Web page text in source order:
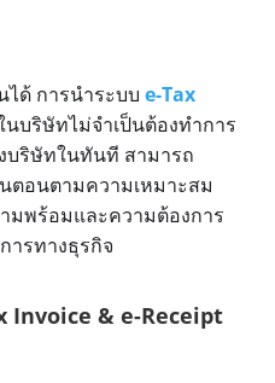
ด้ การนำระบบ e-Tax
นบริษัทไม่จำเป็นต้องทำการ
บริษัทในทันที สามารถ
ตอนตามความเหมาะสม
มพร้อมและความต้องการ
ารทางธุรกิจ
Invoice & e-Receipt